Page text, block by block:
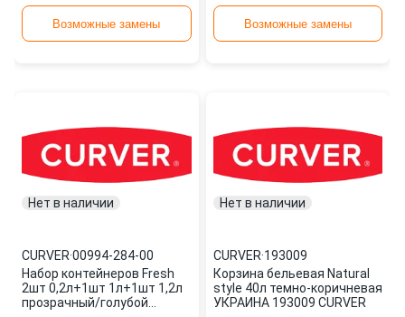
Возможные замены Возможные замены
Нет в наличии
CURVER·00994-284-00
Набор контейнеров Fresh
2шт 0,2л+1шт 1л+1шт 1,2л
прозрачный/голубой
Нет в наличии
CURVER·193009
Корзина бельевая Natural
style 40л темно-коричневая
УКРАИНА 193009 CURVER